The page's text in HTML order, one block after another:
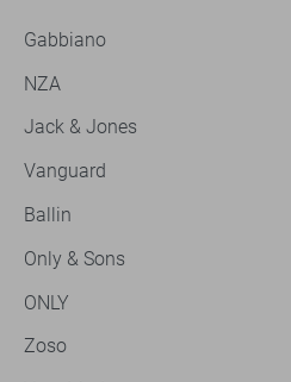
Gabbiano
NZA
Jack & Jones
Vanguard
Ballin
Only & Sons
ONLY
Zoso